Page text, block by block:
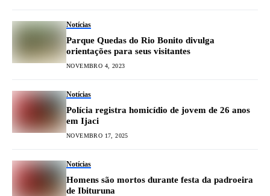
Notícias
Parque Quedas do Rio Bonito divulga
orientações para seus visitantes
NOVEMBRO 4, 2023
Notícias
Polícia registra homicídio de jovem de 26 anos
em Ijaci
NOVEMBRO 17, 2025
Notícias
Homens são mortos durante festa da padroeira
de Ibituruna